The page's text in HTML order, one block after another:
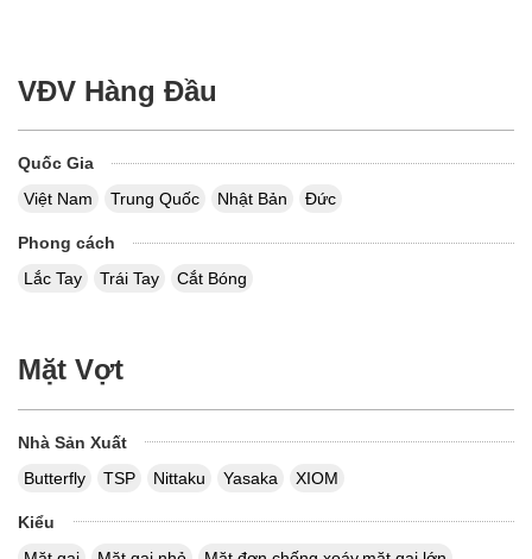
VĐV Hàng Đầu
Quốc Gia
Việt Nam
Trung Quốc Nhật Bản Đức
Phong cách
Lắc Tay
Trái Tay Cắt Bóng
Mặt Vợt
Nhà Sản Xuất
Butterfly
TSP Nittaku Yasaka XIOM
Kiểu